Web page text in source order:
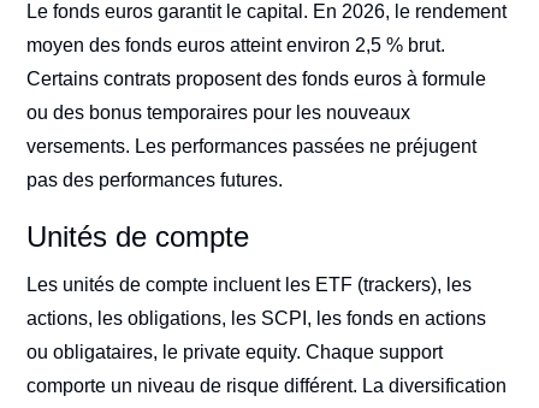
Le fonds euros garantit le capital. En 2026, le rendement
moyen des fonds euros atteint environ 2,5 % brut.
Certains contrats proposent des fonds euros à formule
ou des bonus temporaires pour les nouveaux
versements. Les performances passées ne préjugent
pas des performances futures.
Unités de compte
Les unités de compte incluent les ETF (trackers), les
actions, les obligations, les SCPI, les fonds en actions
ou obligataires, le private equity. Chaque support
comporte un niveau de risque différent. La diversification